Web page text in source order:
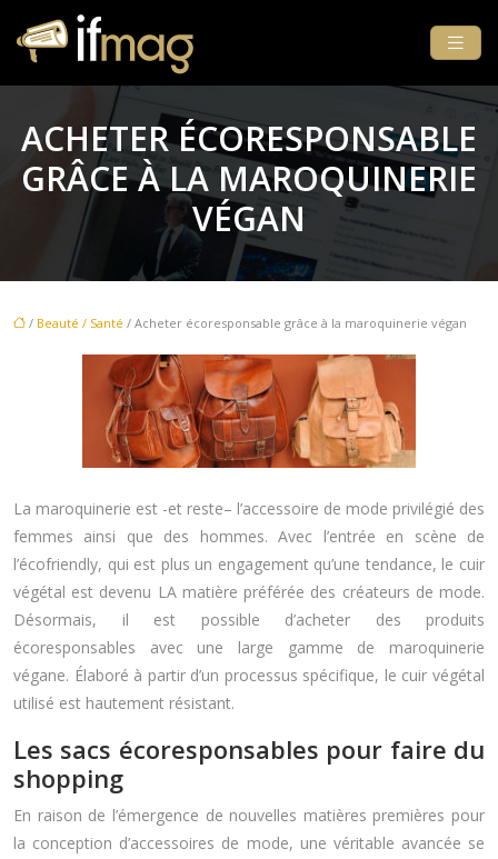
ACHETER ÉCORESPONSABLE
GRÂCE À LA MAROQUINERIE
VÉGAN
/ Beauté / Santé / Acheter écoresponsable grâce à la maroquinerie végan
La maroquinerie est -et reste– l’accessoire de mode privilégié des
femmes ainsi que des hommes. Avec l’entrée en scène de
l’écofriendly, qui est plus un engagement qu’une tendance, le cuir
végétal est devenu LA matière préférée des créateurs de mode.
Désormais, il est possible d’acheter des produits
écoresponsables avec une large gamme de maroquinerie
végane. Élaboré à partir d’un processus spécifique, le cuir végétal
utilisé est hautement résistant.
Les sacs écoresponsables pour faire du
shopping
En raison de l’émergence de nouvelles matières premières pour
la conception d’accessoires de mode, une véritable avancée se